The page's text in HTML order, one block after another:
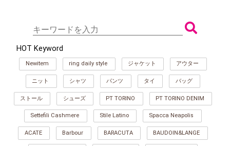
HOT Keyword
Newitem ring daily style ジャケット アウター
ニット シャツ パンツ タイ バッグ
ストール シューズ PT TORINO PT TORINO DENIM
Settefili Cashmere Stile Latino Spacca Neapolis
ACATE Barbour BARACUTA BAUDOIN&LANGE